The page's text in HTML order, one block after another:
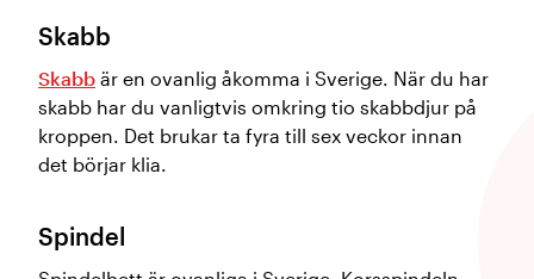
Skabb
Skabb är en ovanlig åkomma i Sverige. När du har
skabb har du vanligtvis omkring tio skabbdjur på
kroppen. Det brukar ta fyra till sex veckor innan
det börjar klia.
Spindel